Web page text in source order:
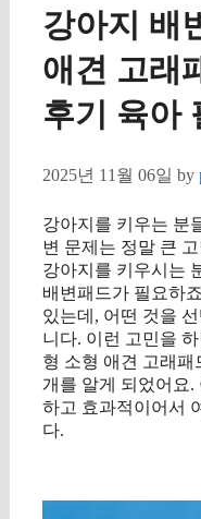
강아지 배
애견 고래
후기 육아
2025년 11월 06일 by
강아지를 키우는 분
변 문제는 정말 큰
강아지를 키우시는
배변패드가 필요하
있는데, 어떤 것을
니다. 이런 고민을
형 소형 애견 고래패
개를 알게 되었어요.
하고 효과적이어서
다.